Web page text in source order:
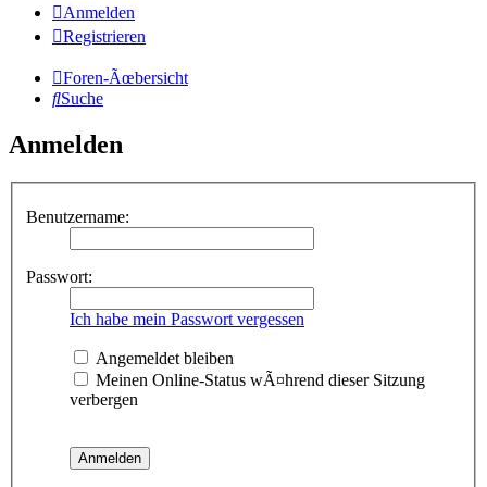
Anmelden
Registrieren
Foren-Ãœbersicht
Suche
Anmelden
Benutzername:
Passwort:
Ich habe mein Passwort vergessen
Angemeldet bleiben
Meinen Online-Status wÃ¤hrend dieser Sitzung
verbergen